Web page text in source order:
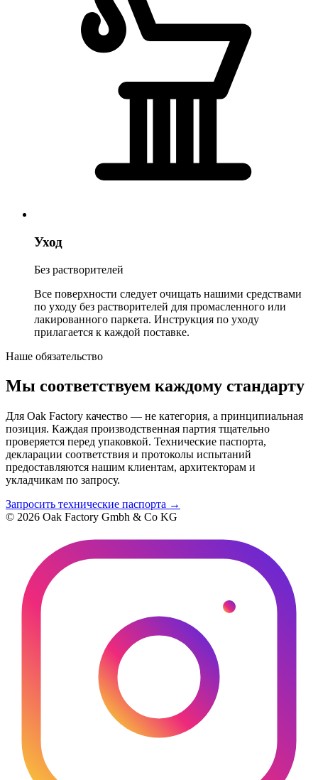
Уход
Без растворителей
Все поверхности следует очищать нашими средствами
по уходу без растворителей для промасленного или
лакированного паркета. Инструкция по уходу
прилагается к каждой поставке.
Наше обязательство
Мы соответствуем каждому стандарту
Для Oak Factory качество — не категория, а принципиальная
позиция. Каждая производственная партия тщательно
проверяется перед упаковкой. Технические паспорта,
декларации соответствия и протоколы испытаний
предоставляются нашим клиентам, архитекторам и
укладчикам по запросу.
Запросить технические паспорта →
© 2026 Oak Factory Gmbh & Co KG